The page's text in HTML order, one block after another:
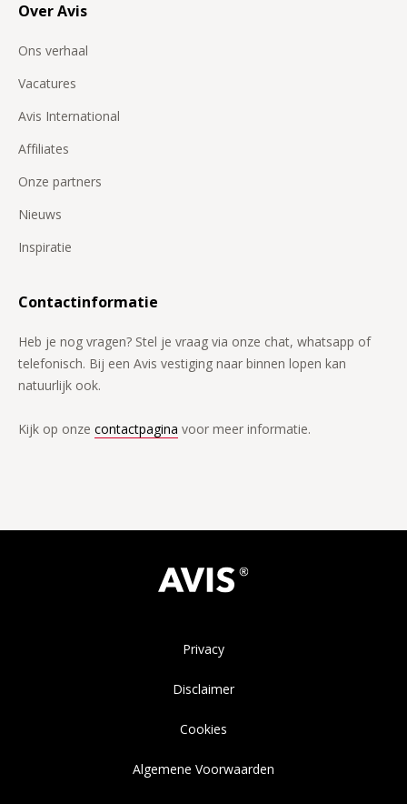
Over Avis
Ons verhaal
Vacatures
Avis International
Affiliates
Onze partners
Nieuws
Inspiratie
Contactinformatie
Heb je nog vragen? Stel je vraag via onze chat, whatsapp of
telefonisch. Bij een Avis vestiging naar binnen lopen kan
natuurlijk ook.
Kijk op onze contactpagina voor meer informatie.
Privacy
Disclaimer
Cookies
Algemene Voorwaarden